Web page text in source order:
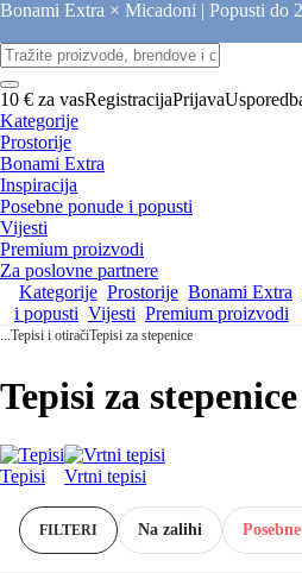
Bonami Extra × Micadoni | Popusti do
10 € za vasRegistracijaPrijava
Kategorije
Prostorije
Bonami Extra
Inspiracija
Posebne ponude i popusti
Vijesti
Premium proizvodi
Za poslovne partnere
Kategorije Prostorije Bonami Extra
i popusti Vijesti Premium proizvodi
...Tepisi i otiračiTepisi za stepenice
Tepisi za stepenice
Tepisi Vrtni tepisi
FILTERI Na zalihi